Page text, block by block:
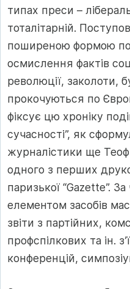
типах преси –
тоталітарній.
поширеною формою
осмислення фактів
революції, заколоти,
прокочуються по
фіксує цю хроніку
сучасності”, як
журналістики ще
одного з перших
паризької “Gazette”.
елементом засобів
звіти з партійних,
профспілкових та ін.
конференцій,